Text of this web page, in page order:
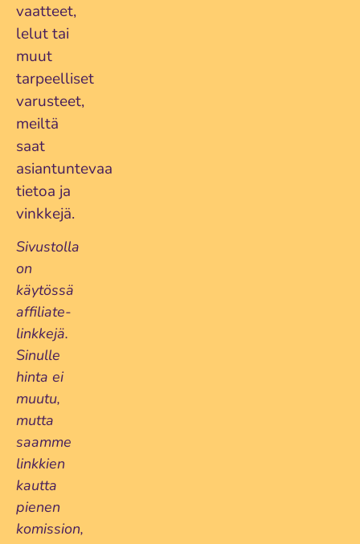
vaatteet,
lelut tai
muut
tarpeelliset
varusteet,
meiltä
saat
asiantuntevaa
tietoa ja
vinkkejä.
Sivustolla
on
käytössä
affiliate-
linkkejä.
Sinulle
hinta ei
muutu,
mutta
saamme
linkkien
kautta
pienen
komission,